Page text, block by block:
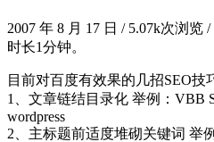
2007 年 8 月 17 日 /5.07k次浏览 /
时长1分钟。
目前对百度有效果的几招SEO技
1、文章链结目录化 举例：VBB
wordpress
2、主标题前适度堆砌关键词 举